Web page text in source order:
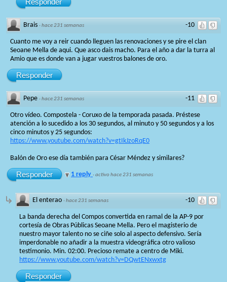
-10
Brais ·hace 231 semanas
Cuanto me voy a reir cuando lleguen las renovaciones y se pire el clan
Seoane Mella de aqui. Que asco dais macho. Para el año a dar la turra al
Amio que es donde van a jugar vuestros balones de oro.
Responder
-11
Pepe ·hace 231 semanas
Otro vídeo. Compostela - Coruxo de la temporada pasada. Préstese
atención a lo sucedido a los 30 segundos, al minuto y 50 segundos y a los
cinco minutos y 25 segundos:
https://www.youtube.com/watch?v=gtIkJzoRqE0
Balón de Oro ese día también para César Méndez y similares?
Responder 1 reply ·activo hace 231 semanas
-10
El enterao ·hace 231 semanas
La banda derecha del Compos convertida en ramal de la AP-9 por
cortesía de Obras Públicas Seoane Mella. Pero el magisterio de
nuestro mayor talento no se ciñe solo al aspecto defensivo. Sería
imperdonable no añadir a la muestra videográfica otro valioso
testimonio. Min. 02:00. Precioso remate a centro de Miki.
https://www.youtube.com/watch?v=DQwtENxwxtg
Responder